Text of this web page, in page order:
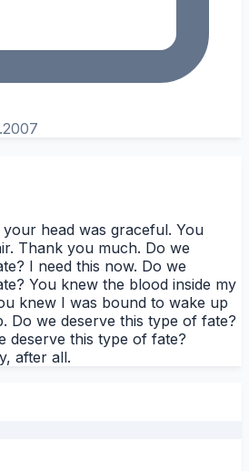
head was graceful. You
Thank you much. Do we
I need this now. Do we
You knew the blood inside my
knew I was bound to wake up
Do we deserve this type of fate?
deserve this type of fate?
after all.